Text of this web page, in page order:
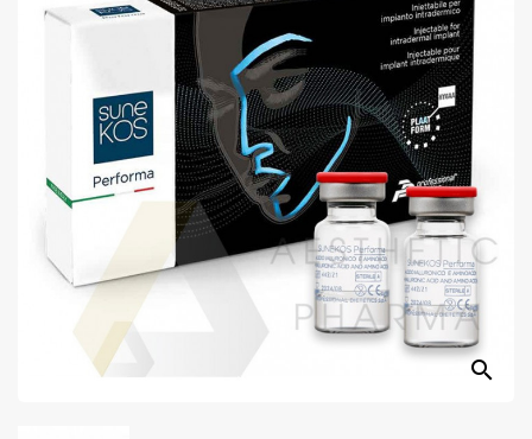
Jednorazowe
Producenci
search